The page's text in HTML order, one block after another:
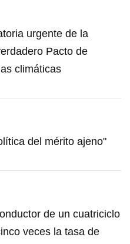
urgente de la
Pacto de
climáticas
del mérito ajeno"
de un cuatriciclo
veces la tasa de